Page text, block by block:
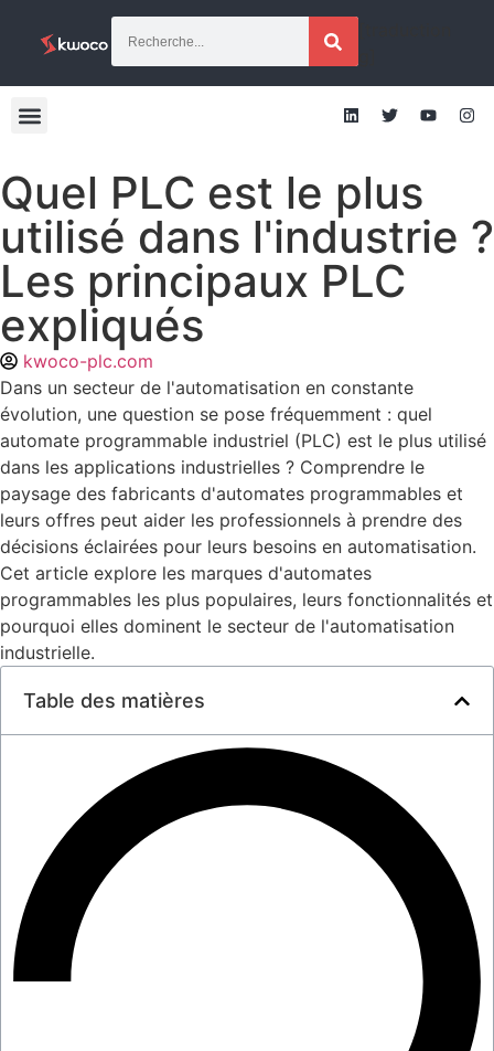
Quel PLC est le plus
utilisé dans l'industrie ?
Les principaux PLC
expliqués
kwoco-plc.com
Dans un secteur de l'automatisation en constante
évolution, une question se pose fréquemment : quel
automate programmable industriel (PLC) est le plus utilisé
dans les applications industrielles ? Comprendre le
paysage des fabricants d'automates programmables et
leurs offres peut aider les professionnels à prendre des
décisions éclairées pour leurs besoins en automatisation.
Cet article explore les marques d'automates
programmables les plus populaires, leurs fonctionnalités et
pourquoi elles dominent le secteur de l'automatisation
industrielle.
Table des matières